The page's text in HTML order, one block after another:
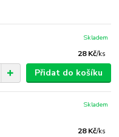
28 Kč/ks
Skladem
Přidat do košíku
28 Kč/ks
Skladem